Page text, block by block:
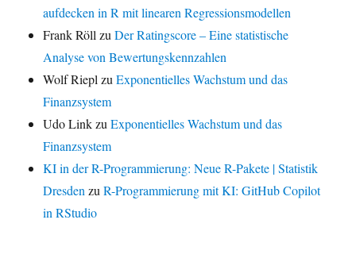
aufdecken in R mit linearen Regressionsmodellen
Frank Röll zuDer Ratingscore – Eine statistische
Analyse von Bewertungskennzahlen
Wolf Riepl zuExponentielles Wachstum und das
Finanzsystem
Udo LinkzuExponentielles Wachstum und das
Finanzsystem
KI in der R-Programmierung: Neue R-Pakete | Statistik
Dresden zuR-Programmierung mit KI: GitHub Copilot
in RStudio